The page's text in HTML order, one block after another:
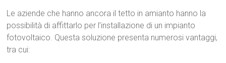
Le aziende che hanno ancora il tetto in amianto hanno la
possibilità di affittarlo per l’installazione di un impianto
fotovoltaico. Questa soluzione presenta numerosi vantaggi,
tra cui: